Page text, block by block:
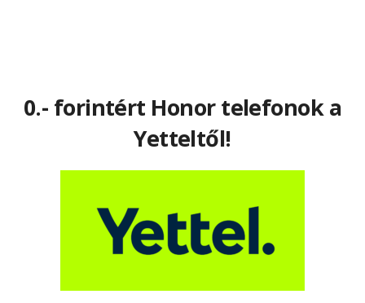
0.- forintért Honor telefonok a
Yetteltől!